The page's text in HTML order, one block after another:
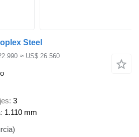
Steel
≈ US$ 26.560
3
1.110 mm